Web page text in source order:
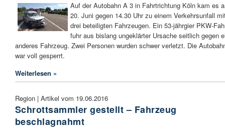
Auf der Autobahn A 3 in Fahrtrichtung Köln kam es
20. Juni gegen 14.30 Uhr zu einem Verkehrsunfall
drei beteiligten Fahrzeugen. Ein 53-jährgier PKW-
fuhr aus bislang ungeklärter Ursache seitlich gegen
anderes Fahrzeug. Zwei Personen wurden schwer verletzt. Die
war voll gesperrt.
Weiterlesen »
Region | Artikel vom 19.06.2016
Schrottsammler gestellt – Fahrzeug
beschlagnahmt